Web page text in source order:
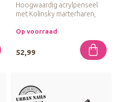
Hoogwaardig acrylpenseel
met Kolinsky marterharen,
aa...
Op voorraad
52,99